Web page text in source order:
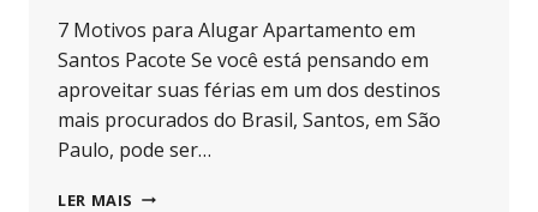
7 Motivos para Alugar Apartamento em
Santos Pacote Se você está pensando em
aproveitar suas férias em um dos destinos
mais procurados do Brasil, Santos, em São
Paulo, pode ser…
LER MAIS